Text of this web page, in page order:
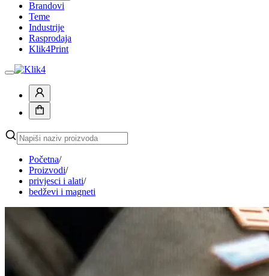
Brandovi
Teme
Industrije
Rasprodaja
Klik4Print
Početna/
Proizvodi/
privjesci i alati/
bedževi i magneti